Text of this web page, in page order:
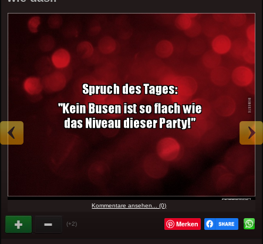
Kommentare ansehen... (0)
(+2) Merken